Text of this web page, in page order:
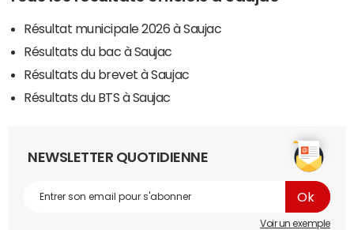
Résultat municipale 2026 à Saujac
Résultats du bac à Saujac
Résultats du brevet à Saujac
Résultats du BTS à Saujac
NEWSLETTER QUOTIDIENNE
Voir un exemple